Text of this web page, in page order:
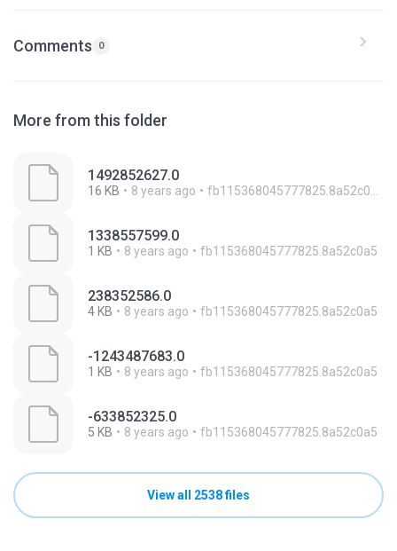
Comments 0
More from this folder
1492852627.0
16 KB 8 years ago fb115368045777825.8a52c0a5
1338557599.0
1 KB 8 years ago fb115368045777825.8a52c0a5
238352586.0
4 KB 8 years ago fb115368045777825.8a52c0a5
-1243487683.0
1 KB 8 years ago fb115368045777825.8a52c0a5
-633852325.0
5 KB 8 years ago fb115368045777825.8a52c0a5
View all 2538 files